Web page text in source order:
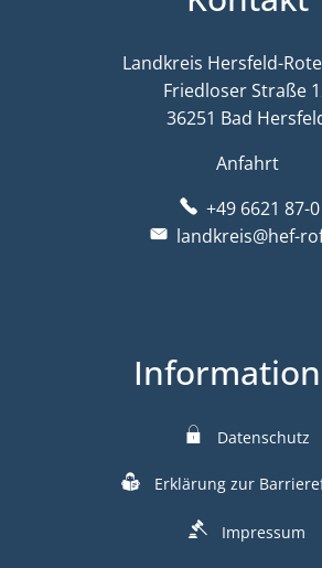
Landkreis Hersfeld-
Friedloser Straße
36251 Bad
Anfahrt
+49 6621 87-0
landkreis@hef-
Datenschutz
Erklärung zur
Impressum